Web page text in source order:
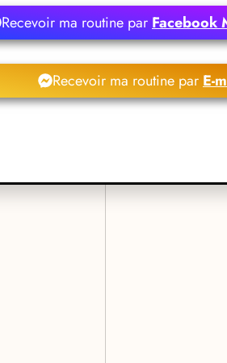
Recevoir ma routine parFacebook
Recevoir ma routine par E-